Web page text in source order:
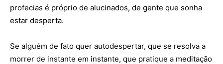
profecias é próprio de alucinados, de gente que sonha
estar desperta.
Se alguém de fato quer autodespertar, que se resolva a
morrer de instante em instante, que pratique a meditação